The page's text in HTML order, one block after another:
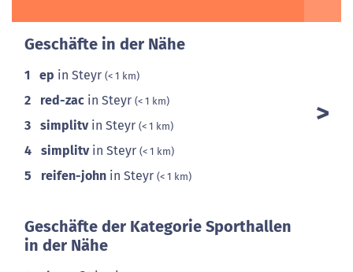
Geschäfte in der Nähe
1 ep in Steyr (< 1 km)
2 red-zac in Steyr (< 1 km)
3 simplitvin Steyr (< 1 km)
4 simplitvin Steyr (< 1 km)
5 reifen-john in Steyr (< 1 km)
Geschäfte der Kategorie Sporthallen
in der Nähe